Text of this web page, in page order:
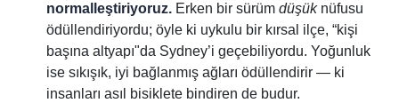
normalleştiriyoruz. Erken bir sürüm düşüknüfusu
ödüllendiriyordu; öyle ki uykulu bir kırsal ilçe, “kişi
başına altyapı"da Sydney’i geçebiliyordu. Yoğunluk
ise sıkışık, iyi bağlanmış ağları ödüllendirir — ki
insanları asıl bisiklete bindiren de budur.